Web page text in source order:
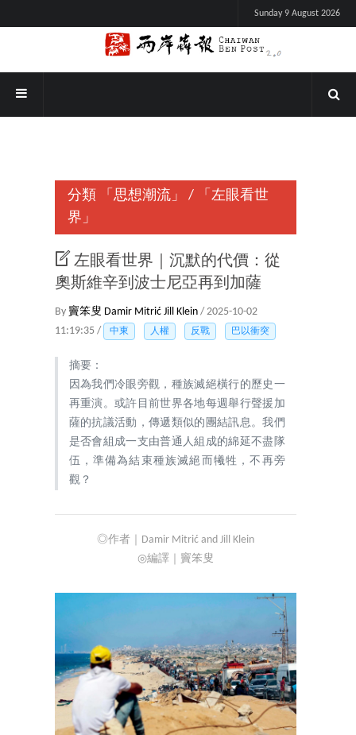
Sunday 9 August 2026
分類 「思想潮流」 /
「左眼看世
界」
左眼看世界｜沉默的代價：從
奧斯維辛到波士尼亞再到加薩
By 竇笨叟 Damir Mitrić Jill Klein / 2025-10-02
11:19:35 /
中東 人權 反戰 巴以衝突
摘要：
因為我們冷眼旁觀，種族滅絕橫行的歷史一
再重演。或許目前世界各地每週舉行聲援加
薩的抗議活動，傳遞類似的團結訊息。我們
是否會組成一支由普通人組成的綿延不盡隊
伍，準備為結束種族滅絕而犧牲，不再旁
觀？
◎作者｜Damir Mitrić and Jill Klein
◎編譯｜竇笨叟